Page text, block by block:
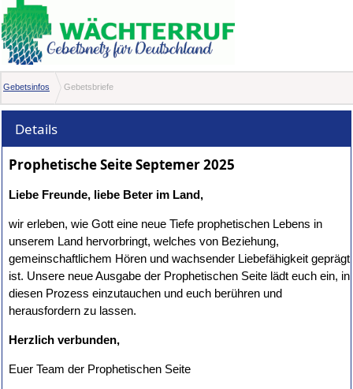
Gebetsinfos Gebetsbriefe
Details
Prophetische Seite Septemer 2025
Liebe Freunde, liebe Beter im Land,
wir erleben, wie Gott eine neue Tiefe prophetischen Lebens in
unserem Land hervorbringt, welches von Beziehung,
gemeinschaftlichem Hören und wachsender Liebefähigkeit geprägt
ist. Unsere neue Ausgabe der Prophetischen Seite lädt euch ein, in
diesen Prozess einzutauchen und euch berühren und
herausfordern zu lassen.
Herzlich verbunden,
Euer Team der Prophetischen Seite